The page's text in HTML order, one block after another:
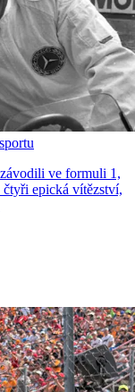
ve formuli 1,
epická vítězství,